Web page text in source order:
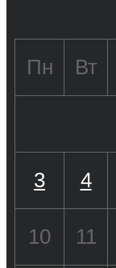
Пн Вт
3 4
10 11